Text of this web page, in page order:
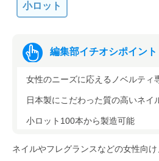
小ロット
編集部イチオシポイント
女性のニーズに応えるノベルティ
日本製にこだわった質の高いネイ
小ロット100本から製造可能
ネイルやフレグランスなどの女性向